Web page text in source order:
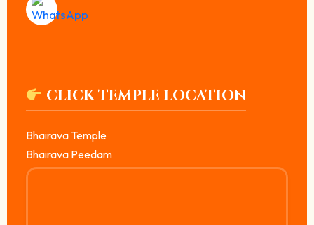
CLICK TEMPLE LOCATION
Bhairava Temple
Bhairava Peedam